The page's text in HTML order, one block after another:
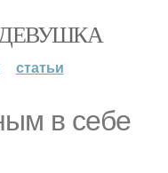
статьи
в себе